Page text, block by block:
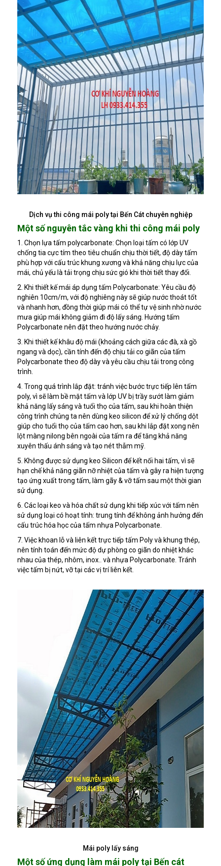
Dịch vụ thi công mái poly tại Bến Cát chuyên nghiệp
Một số nguyên tắc vàng khi thi công mái poly
1. Chọn lựa tấm polycarbonate: Chọn loại tấm có lớp UV
chống tia cực tím theo tiêu chuẩn chịu thời tiết, độ dày tấm
phù hợp với cấu trúc khung xương và khả năng chịu lực của
mái, chủ yếu là tải trọng chịu sức gió khi thời tiết thay đổi.
2. Khi thiết kế mái áp dụng tấm Polycarbonate: Yêu cầu độ
nghiên 10cm/m, với độ nghiêng này sẽ giúp nước thoát tốt
và nhanh hơn, đồng thời giúp mái có thể tự vệ sinh nhờ nước
mưa giúp mái không giảm đi độ lấy sáng. Hướng tấm
Polycarbonate nên đặt theo hướng nước chảy.
3. Khi thiết kế khâu độ mái (khoảng cách giữa các đà, xà gồ
ngang và dọc), cần tính đến độ chịu tải co giãn của tấm
Polycarbonate theo độ dày và yêu cầu chịu tải trong công
trình.
4. Trong quá trình lắp đặt: tránh việc bước trực tiếp lên tấm
poly, vì sẽ làm bề mặt tấm và lớp UV bị trầy sướt làm giảm
khả năng lấy sáng và tuổi thọ của tấm, sau khi hoàn thiện
công trình chúng ta nên dùng keo silicon để xử lý chống dột
giúp cho tuổi thọ của tấm cao hơn, sau khi lắp đặt xong nên
lột màng nilong bên ngoài của tấm ra để tăng khả năng
xuyên thấu ánh sáng và tạo nét thẫm mỹ.
5. Không được sử dụng keo Silicon để kết nối hai tấm, vì sẽ
hạn chế khả năng giãn nỡ nhiệt của tấm và gây ra hiện tượng
tạo ứng xuất trong tấm, làm gãy & vỡ tấm sau một thời gian
sử dụng.
6. Các loại keo và hóa chất sử dụng khi tiếp xúc với tấm nên
sử dụng loại có hoạt tính: trung tính để không ảnh hưởng đến
cấu trúc hóa học của tấm nhựa Polycarbonate.
7. Việc khoan lỗ và liên kết trực tiếp tấm Poly và khung thép,
nên tính toán đến mức độ dự phòng co giãn do nhiệt khác
nhau của thép, nhôm, inox.. và nhựa Polycarbonate. Tránh
việc tấm bị nứt, vỡ tại các vị trí liên kết.
Mái poly lấy sáng
Một số ứng dụng làm mái poly tại Bến cát